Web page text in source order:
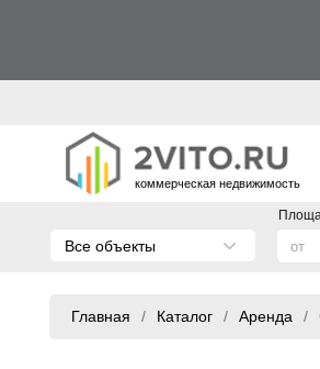
коммерческая недвижимость
Все объекты
Главная Каталог Аренда